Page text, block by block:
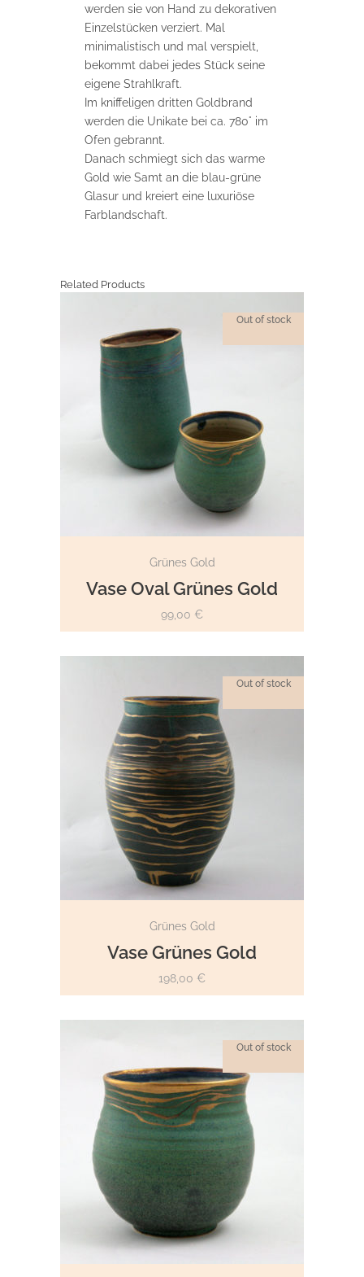
werden sie von Hand zu dekorativen
Einzelstücken verziert. Mal
minimalistisch und mal verspielt,
bekommt dabei jedes Stück seine
eigene Strahlkraft.
Im kniffeligen dritten Goldbrand
werden die Unikate bei ca. 780° im
Ofen gebrannt.
Danach schmiegt sich das warme
Gold wie Samt an die blau-grüne
Glasur und kreiert eine luxuriöse
Farblandschaft.
Related Products
Out of stock
WEITERLESEN
Grünes Gold
Vase Oval Grünes Gold
99,00 €
Out of stock
WEITERLESEN
Grünes Gold
Vase Grünes Gold
198,00 €
Out of stock